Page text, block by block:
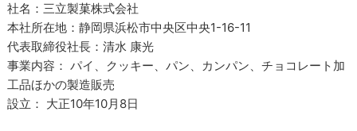
社名：三立製菓株式会社
本社所在地：静岡県浜松市中央区中央1-16-11
代表取締役社長：清水 康光
事業内容： パイ、クッキー、パン、カンパン、チョコレート加
工品ほかの製造販売
設立： 大正10年10月8日